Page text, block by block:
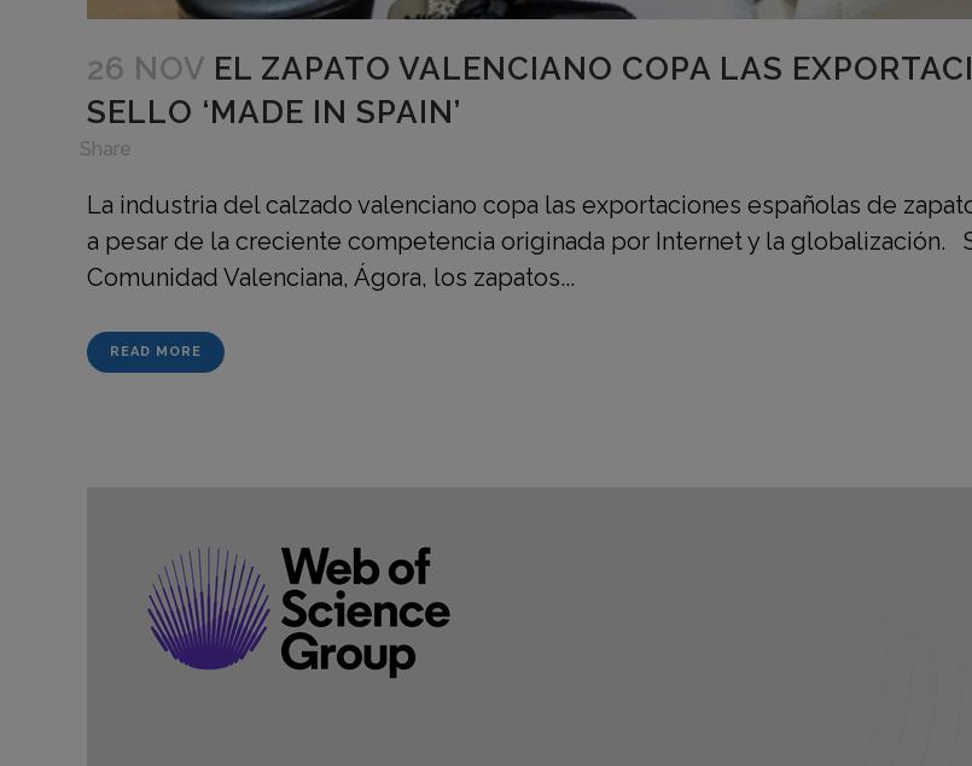
26 NOV EL ZAPATO VALENCIANO COPA LAS
SELLO ‘MADE IN SPAIN’
Share
La industria del calzado valenciano copa las exportaciones españolas de
a pesar de la creciente competencia originada por Internet y la
Comunidad Valenciana, Ágora, los zapatos...
READ MORE